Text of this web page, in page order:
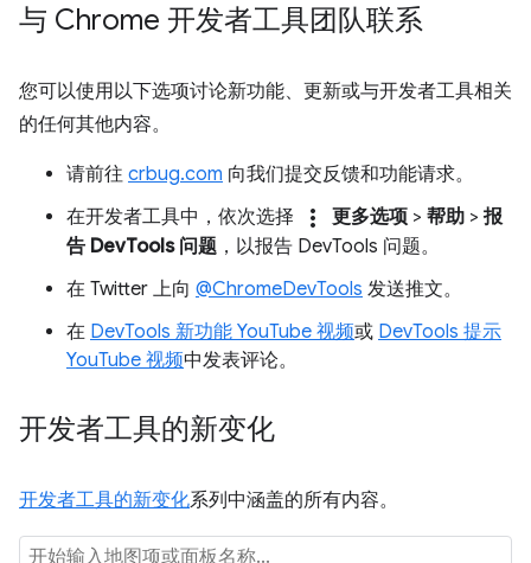
与 Chrome 开发者工具团队联系
您可以使用以下选项讨论新功能、更新或与开发者工具相关
的任何其他内容。
请前往 crbug.com 向我们提交反馈和功能请求。
在开发者工具中，依次选择
more_vert 更多选项 > 帮助 > 报
告 DevTools 问题 ，以报告 DevTools 问题。
在 Twitter 上向 @ChromeDevTools 发送推文。
在 DevTools 新功能 YouTube 视频或 DevTools 提示
YouTube 视频中发表评论。
开发者工具的新变化
开发者工具的新变化系列中涵盖的所有内容。